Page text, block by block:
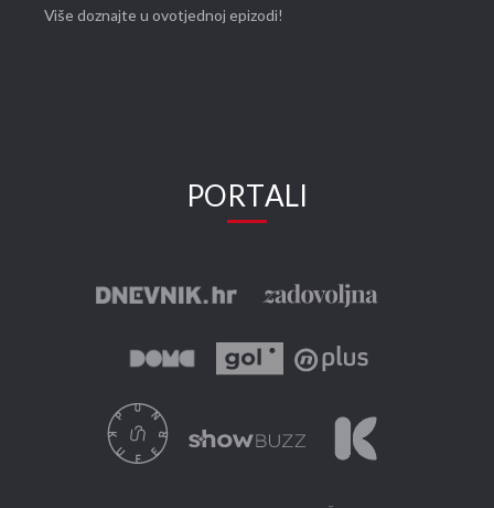
Više doznajte u ovotjednoj epizodi!
PORTALI